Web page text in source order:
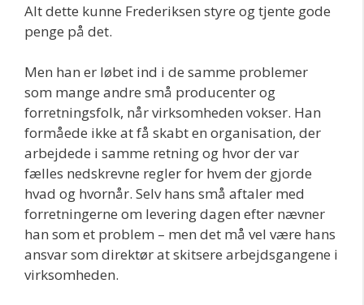
Alt dette kunne Frederiksen styre og tjente gode
penge på det.
Men han er løbet ind i de samme problemer
som mange andre små producenter og
forretningsfolk, når virksomheden vokser. Han
formåede ikke at få skabt en organisation, der
arbejdede i samme retning og hvor der var
fælles nedskrevne regler for hvem der gjorde
hvad og hvornår. Selv hans små aftaler med
forretningerne om levering dagen efter nævner
han som et problem – men det må vel være hans
ansvar som direktør at skitsere arbejdsgangene i
virksomheden.